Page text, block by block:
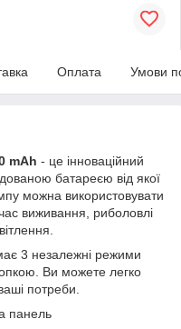
Оплата Умови
mAh - це інноваційний
батареєю від якої
можна використовувати
виживання, риболовлі
3 незалежні режими
Ви можете легко
потреби.
панель